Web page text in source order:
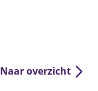
Naar overzicht